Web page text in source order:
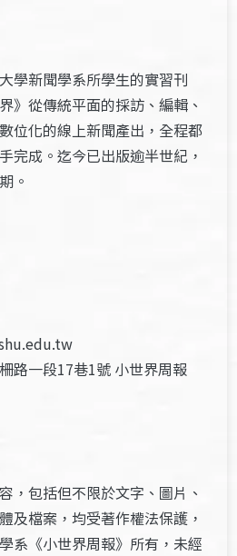
學新聞學系所學生的實習刊
》從傳統平面的採訪、編輯、
位化的線上新聞產出，全程都
完成。迄今已出版逾半世紀，
。
路一段17巷1號 小世界周報
，包括但不限於文字、圖片、
及檔案，均受著作權法保護，
系《小世界周報》所有，未經